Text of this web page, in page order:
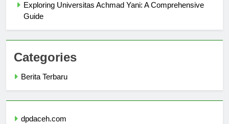
Exploring Universitas Achmad Yani: A Comprehensive
Guide
Categories
Berita Terbaru
dpdaceh.com